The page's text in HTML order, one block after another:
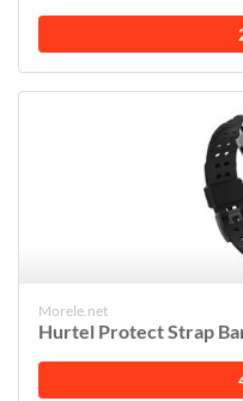
Morele.net
Hurtel Protect Strap